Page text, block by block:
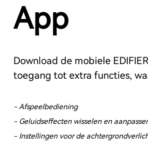
App
Download de mobiele
toegang tot extra functies,
- Afspeelbediening
- Geluidseffecten wisselen en
- Instellingen voor de